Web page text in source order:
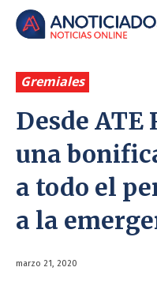
Gremiales
Desde ATE
una
a todo el
a la
marzo 21, 2020